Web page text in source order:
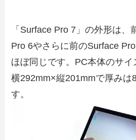
「Surface Pro 7」の外形は、
Pro 6やさらに前のSurface
ほぼ同じです。PC本体のサ
横292mm×縦201mmで厚みは
す。